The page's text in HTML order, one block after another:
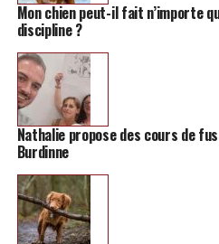
Mon chien peut-il fait n’importe
discipline ?
Nathalie propose des cours de
Burdinne